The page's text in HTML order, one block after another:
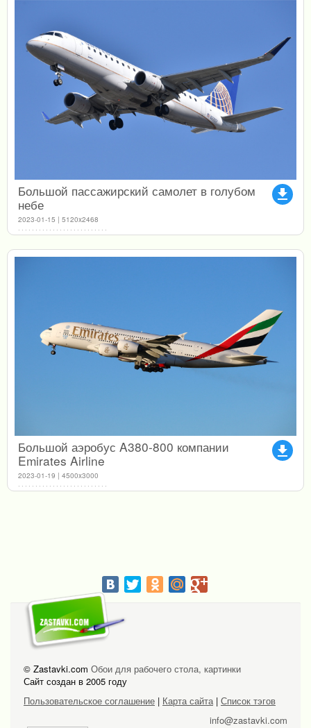
file_download
Большой пассажирский самолет в голубом
небе
2023-01-15 | 5120x2468
file_download
Большой аэробус A380-800 компании
Emirates Airline
2023-01-19 | 4500x3000
© Zastavki.com Обои для рабочего стола, картинки
Сайт создан в 2005 году
Пользовательское соглашение | Карта сайта| Список тэгов
info@zastavki.com